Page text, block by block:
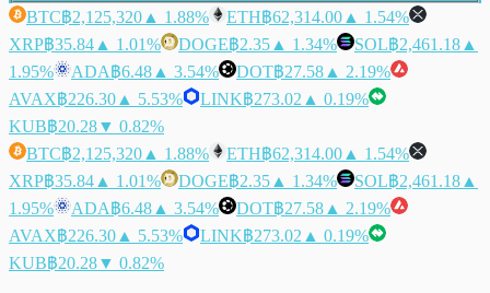
BTC฿2,125,320 ▲ 1.88% ETH฿62,314.00 ▲ 1.54%
XRP฿35.84 ▲ 1.01% DOGE฿2.35 ▲ 1.34% SOL฿2,461.18 ▲
1.95%
ADA฿6.48 ▲ 3.54% DOT฿27.58 ▲ 2.19%
AVAX฿226.30 ▲ 5.53% LINK฿273.02 ▲ 0.19%
KUB฿20.28▼ 0.82%
BTC฿2,125,320 ▲ 1.88% ETH฿62,314.00 ▲ 1.54%
XRP฿35.84 ▲ 1.01% DOGE฿2.35 ▲ 1.34% SOL฿2,461.18 ▲
1.95%
ADA฿6.48 ▲ 3.54% DOT฿27.58 ▲ 2.19%
AVAX฿226.30 ▲ 5.53% LINK฿273.02 ▲ 0.19%
KUB฿20.28▼ 0.82%